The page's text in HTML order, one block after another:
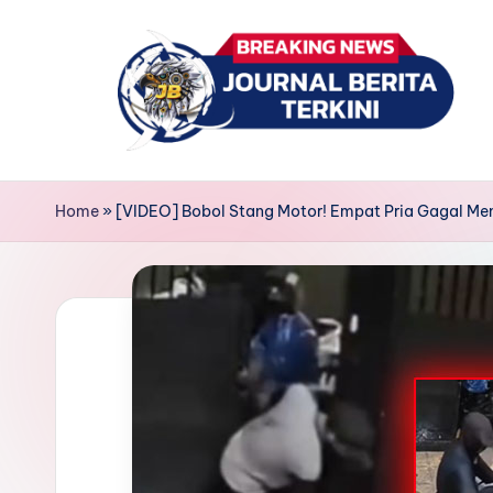
J
u
n
news
Home» [VIDEO] Bobol Stang Motor! Empat Pria Gagal